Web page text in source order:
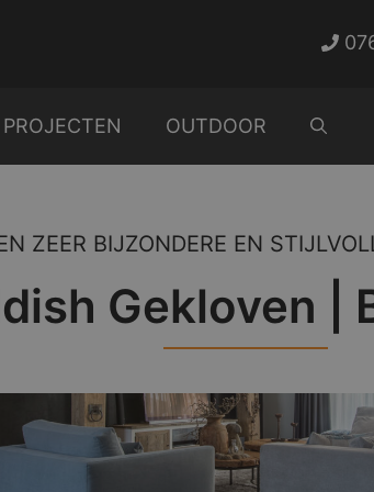
PROJECTEN OUTDOOR
ZEER BIJZONDERE EN
Gekloven |